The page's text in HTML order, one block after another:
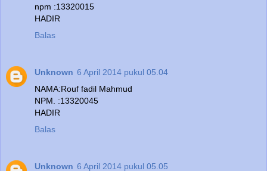
npm :13320015
HADIR
Balas
Unknown 6 April 2014 pukul 05.04
NAMA:Rouf fadil Mahmud
NPM. :13320045
HADIR
Balas
Unknown 6 April 2014 pukul 05.05